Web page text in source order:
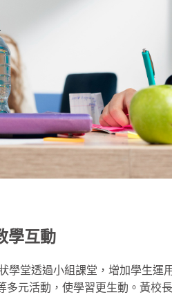
學互動
學堂透過小組課堂，增加學生運
多元活動，使學習更生動。黃